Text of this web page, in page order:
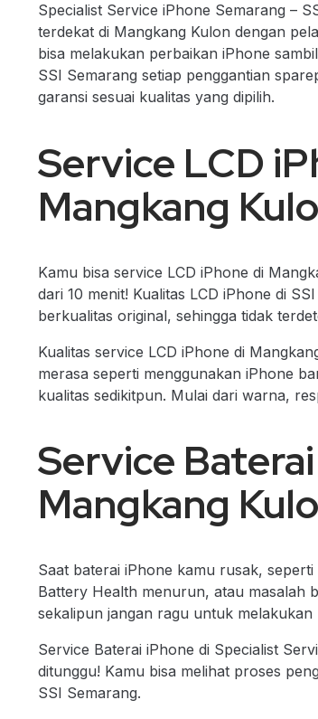
Specialist Service iPhone Semarang –
terdekat di Mangkang Kulon dengan
bisa melakukan perbaikan iPhone
SSI Semarang setiap penggantian
garansi sesuai kualitas yang dipilih.
Service LCD
Mangkang
Kamu bisa service LCD iPhone di
dari 10 menit! Kualitas LCD iPhone di
berkualitas original, sehingga tidak
Kualitas service LCD iPhone di
merasa seperti menggunakan iPhone
kualitas sedikitpun. Mulai dari warna,
Service
Mangkang
Saat baterai iPhone kamu rusak,
Battery Health menurun, atau masalah
sekalipun jangan ragu untuk
Service Baterai iPhone di Specialist
ditunggu! Kamu bisa melihat proses
SSI Semarang.